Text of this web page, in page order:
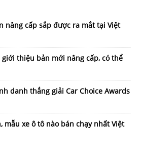
nâng cấp sắp được ra mắt tại Việt
thiệu bản mới nâng cấp, có thể
danh thắng giải Car Choice Awards
mẫu xe ô tô nào bán chạy nhất Việt